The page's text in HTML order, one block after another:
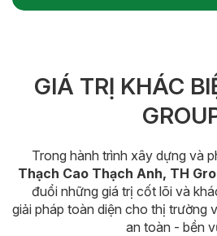
GIÁ TRỊ KHÁC
Trong hành trình xây dựng và
Thạch Cao Thạch Anh, TH
đuổi những giá trị cốt lõi và
giải pháp toàn diện cho thị trường
an toàn - bền